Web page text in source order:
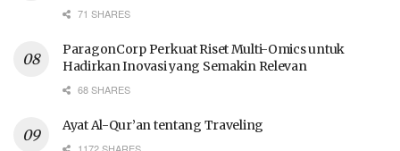
71 SHARES
ParagonCorp Perkuat Riset Multi-Omics untuk
Hadirkan Inovasi yang Semakin Relevan
68 SHARES
Ayat Al-Qur’an tentang Traveling